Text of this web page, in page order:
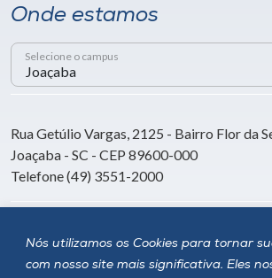
Nós utilizamos os Cookies para tornar
com nosso site mais significativa. Eles
Onde estamos
Selecione o campus
Rua Getúlio Vargas, 2125 - Bairro Flor da
Joaçaba - SC - CEP 89600-000
Telefone (49) 3551-2000
Siga a Unoesc